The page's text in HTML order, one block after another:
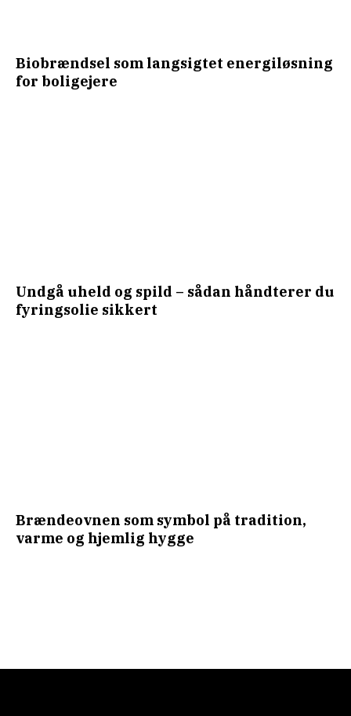
Biobrændsel som langsigtet energiløsning
for boligejere
Undgå uheld og spild – sådan håndterer du
fyringsolie sikkert
Brændeovnen som symbol på tradition,
varme og hjemlig hygge